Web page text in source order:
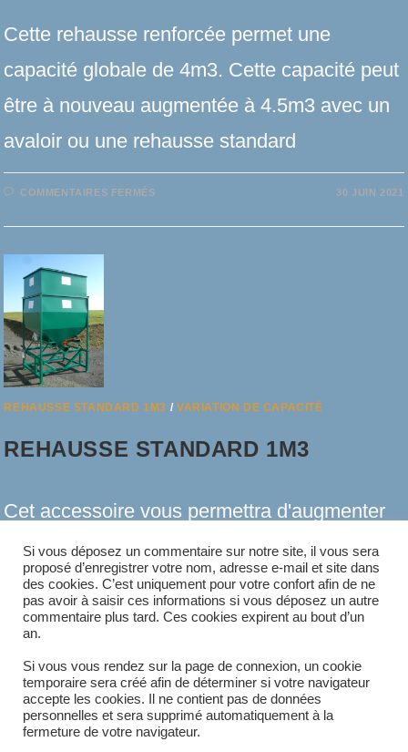
Cette rehausse renforcée permet une
capacité globale de 4m3. Cette capacité peut
être à nouveau augmentée à 4.5m3 avec un
avaloir ou une rehausse standard
COMMENTAIRES FERMÉSSUR
30 JUIN 2021
REHAUSSE STANDARD 1M3 / VARIATION DE CAPACITÉ
REHAUSSE STANDARD 1M3
Cet accessoire vous permettra d'augmenter
le stockage de la trémie de 1m3
supplémentaire. Elle est amovible et possède
aussi une grande facilité de montage et
COMMENTAIRES FERMÉSSUR
REHAUSSE
STANDARD
1M3
Si vous déposez un commentaire sur notre site, il vous sera
proposé d’enregistrer votre nom, adresse e-mail et site dans
des cookies. C’est uniquement pour votre confort afin de ne
pas avoir à saisir ces informations si vous déposez un autre
commentaire plus tard. Ces cookies expirent au bout d’un
an.
Si vous vous rendez sur la page de connexion, un cookie
temporaire sera créé afin de déterminer si votre navigateur
accepte les cookies. Il ne contient pas de données
personnelles et sera supprimé automatiquement à la
fermeture de votre navigateur.